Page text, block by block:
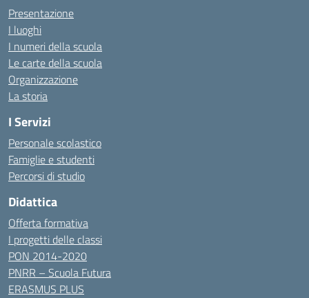
Presentazione
I luoghi
I numeri della scuola
Le carte della scuola
Organizzazione
La storia
I Servizi
Personale scolastico
Famiglie e studenti
Percorsi di studio
Didattica
Offerta formativa
I progetti delle classi
PON 2014-2020
PNRR – Scuola Futura
ERASMUS PLUS